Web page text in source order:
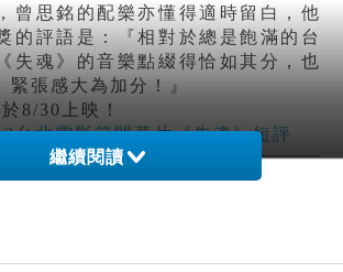
曾思銘的配樂亦懂得適時留白，他
的評語是：『相對於總是飽滿的台
失魂》的音樂點綴得恰如其分，也
緊張感大為加分！』
8/30上映！
台北電影節開幕片《失魂》短評
繼續閱讀